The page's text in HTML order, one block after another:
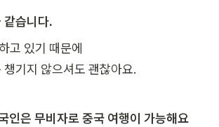
같습니다.
고 있기 때문에
챙기지 않으셔도 괜찮아요.
인은 무비자로 중국 여행이 가능해요